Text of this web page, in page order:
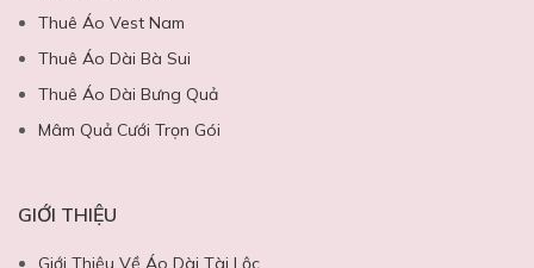
Thuê Áo Vest Nam
Thuê Áo Dài Bà Sui
Thuê Áo Dài Bưng Quả
Mâm Quả Cưới Trọn Gói
GIỚI THIỆU
Giới Thiệu Về Áo Dài Tài Lộc